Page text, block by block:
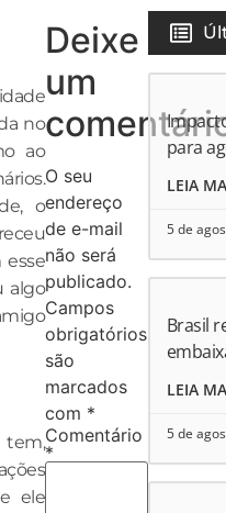
no
ao
o
esse
algo
tem,
ele
Deixe
um
O seu
endereço
de e-mail
não será
publicado.
Campos
obrigatórios
são
marcados
com *
Comentário
*
para
LEIA
5 de
Brasil
LEIA
5 de